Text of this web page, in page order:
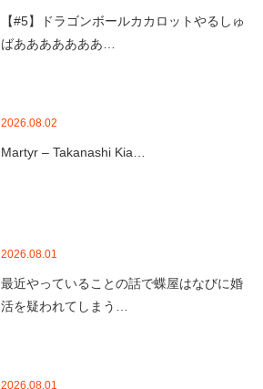
【#5】ドラゴンボールカカロットやるしゅ
ばあああああああ…
2026.08.02
Martyr – Takanashi Kia…
2026.08.01
最近やっていることの話で蝶屋はなびに婚
活を疑われてしまう…
2026.08.01